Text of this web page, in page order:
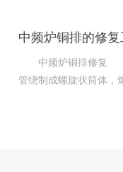
中频炉铜排的修
中频炉铜排修复
管绕制成螺旋状筒体，